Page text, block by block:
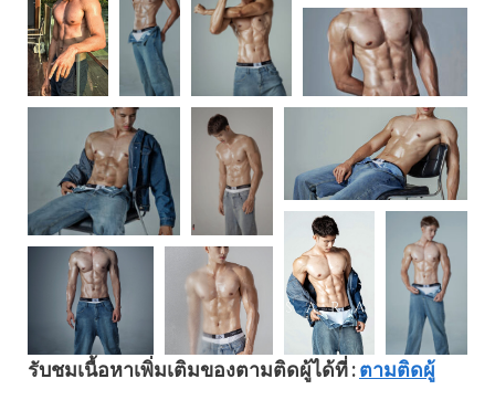
รับชมเนื้อหาเพิ่มเติมของตามติดผู้ได้ที่ :ตามติดผู้